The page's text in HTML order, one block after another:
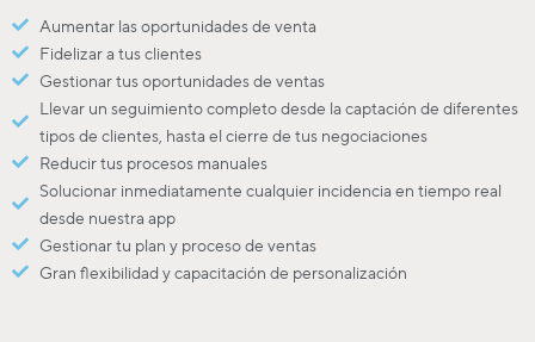
Aumentar las oportunidades de venta
Fidelizar a tus clientes
Gestionar tus oportunidades de ventas
Llevar un seguimiento completo desde la captación de diferentes
tipos de clientes, hasta el cierre de tus negociaciones
Reducir tus procesos manuales
Solucionar inmediatamente cualquier incidencia en tiempo real
desde nuestra app
Gestionar tu plan y proceso de ventas
Gran flexibilidad y capacitación de personalización